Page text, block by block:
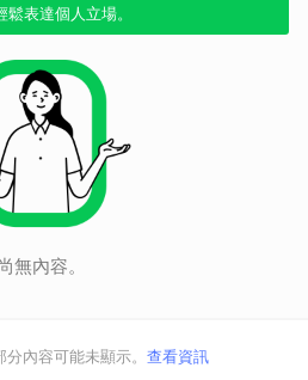
鬆表達個人立場。
無內容。
內容可能未顯示。 查看資訊